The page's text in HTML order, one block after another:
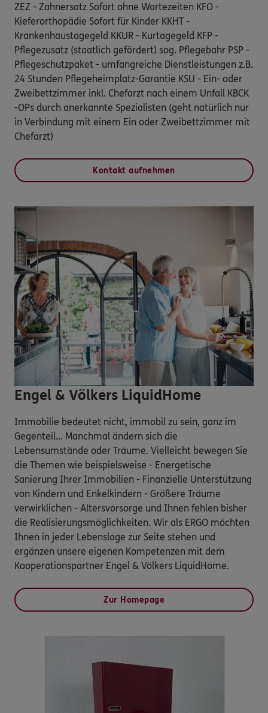
ZEZ - Zahnersatz Sofort ohne Wartezeiten KFO -
Kieferorthopädie Sofort für Kinder KKHT -
Krankenhaustagegeld KKUR - Kurtagegeld KFP -
Pflegezusatz (staatlich gefördert) sog. Pflegebahr PSP -
Pflegeschutzpaket - umfangreiche Dienstleistungen z.B.
24 Stunden Pflegeheimplatz-Garantie KSU - Ein- oder
Zweibettzimmer inkl. Chefarzt nach einem Unfall KBCK
-OPs durch anerkannte Spezialisten (geht natürlich nur
in Verbindung mit einem Ein oder Zweibettzimmer mit
Chefarzt)
Kontakt aufnehmen
Engel & Völkers LiquidHome
Immobilie bedeutet nicht, immobil zu sein, ganz im
Gegenteil... Manchmal ändern sich die
Lebensumstände oder Träume. Vielleicht bewegen Sie
die Themen wie beispielsweise - Energetische
Sanierung Ihrer Immobilien - Finanzielle Unterstützung
von Kindern und Enkelkindern - Größere Träume
verwirklichen - Altersvorsorge und Ihnen fehlen bisher
die Realisierungsmöglichkeiten. Wir als ERGO möchten
Ihnen in jeder Lebenslage zur Seite stehen und
ergänzen unsere eigenen Kompetenzen mit dem
Kooperationspartner Engel & Völkers LiquidHome.
Zur Homepage